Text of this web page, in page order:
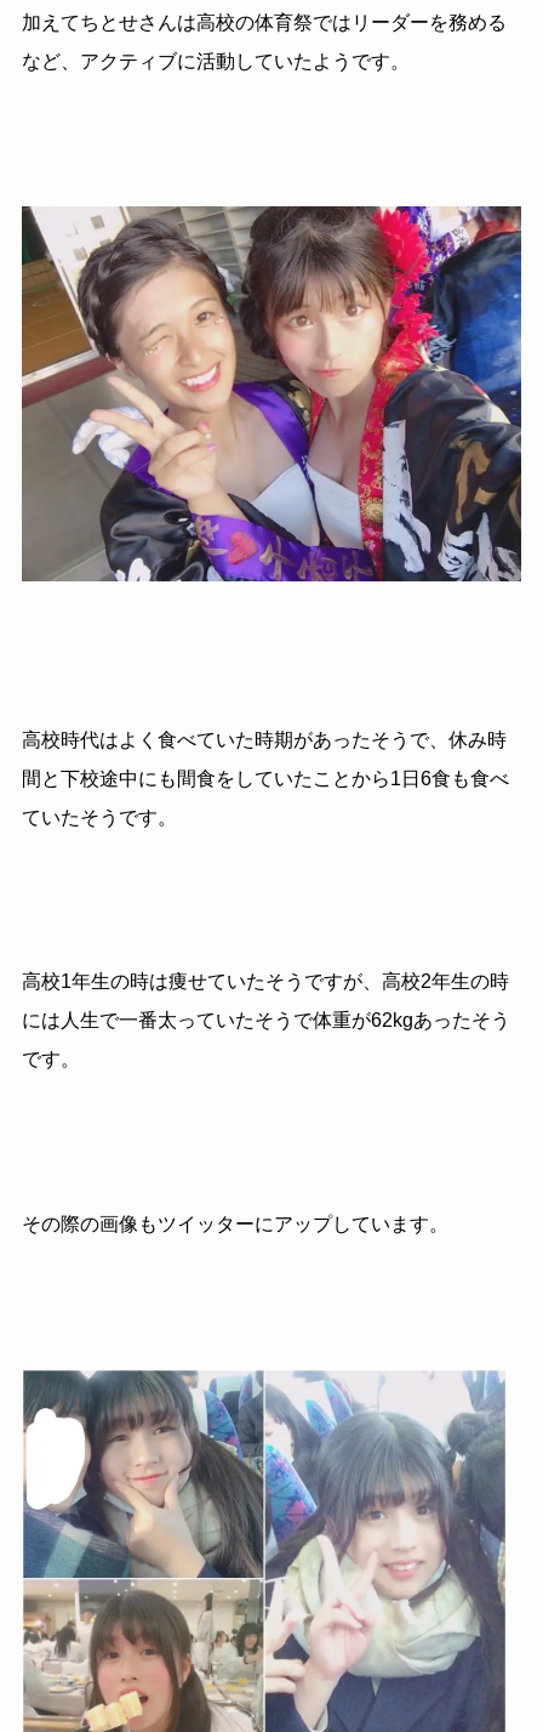
加えてちとせさんは高校の体育祭ではリーダーを務める
など、アクティブに活動していたようです。
高校時代はよく食べていた時期があったそうで、休み時
間と下校途中にも間食をしていたことから1日6食も食べ
ていたそうです。
高校1年生の時は痩せていたそうですが、高校2年生の時
には人生で一番太っていたそうで体重が62kgあったそう
です。
その際の画像もツイッターにアップしています。